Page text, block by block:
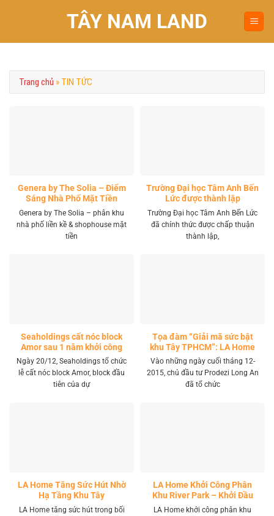
TÂY NAM LAND
Trang chủ » TIN TỨC
Genera by The Solia – Điểm
Sáng Nhà Phố Mặt Tiền
Vành Đai 4 Khu Tây
Genera by The Solia – phân khu
nhà phố liền kề & shophouse mặt
tiền
Trường Đại học Tâm Anh Bến
Lức được thành lập
Trường Đại học Tâm Anh Bến Lức
đã chính thức được chấp thuận
thành lập,
Seaholdings cất nóc block
Amor sau 1 năm khởi công
Ngày 20/12, Seaholdings tổ chức
lễ cất nóc block Amor, block đầu
tiên của dự
Tọa đàm “Giải mã sức bật
khu Tây TPHCM”: LA Home
khai mở tọa độ đầu tư mới
Vào những ngày cuối tháng 12-
2015, chủ đầu tư Prodezi Long An
đã tổ chức
LA Home Tăng Sức Hút Nhờ
Hạ Tầng Khu Tây
LA Home tăng sức hút trong bối
LA Home Khởi Công Phân
Khu River Park – Khởi Đầu
Giai Đoạn Phát Triển Mới
LA Home khởi công phân khu